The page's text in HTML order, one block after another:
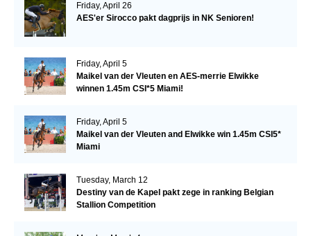
Friday, April 26
AES'er Sirocco pakt dagprijs in NK Senioren!
Friday, April 5
Maikel van der Vleuten en AES-merrie Elwikke
winnen 1.45m CSI*5 Miami!
Friday, April 5
Maikel van der Vleuten and Elwikke win 1.45m CSI5*
Miami
Tuesday, March 12
Destiny van de Kapel pakt zege in ranking Belgian
Stallion Competition